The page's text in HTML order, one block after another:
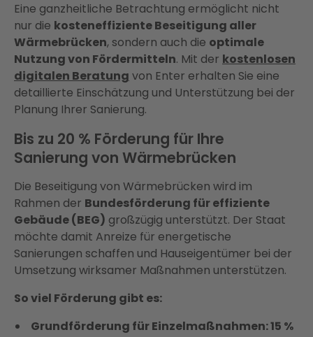
Eine ganzheitliche Betrachtung ermöglicht nicht
nur die kosteneffiziente Beseitigung aller
Wärmebrücken, sondern auch die optimale
Nutzung von Fördermitteln. Mit der kostenlosen
digitalen Beratung von Enter erhalten Sie eine
detaillierte Einschätzung und Unterstützung bei der
Planung Ihrer Sanierung.
Bis zu 20 % Förderung für Ihre
Sanierung von Wärmebrücken
Die Beseitigung von Wärmebrücken wird im
Rahmen der Bundesförderung für effiziente
Gebäude (BEG) großzügig unterstützt. Der Staat
möchte damit Anreize für energetische
Sanierungen schaffen und Hauseigentümer bei der
Umsetzung wirksamer Maßnahmen unterstützen.
So viel Förderung gibt es:
Grundförderung für Einzelmaßnahmen: 15 %